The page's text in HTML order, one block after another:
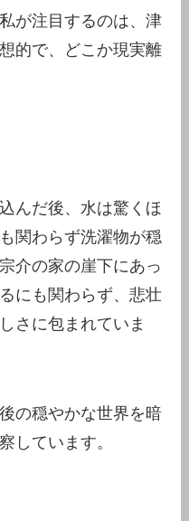
が注目するのは、津
的で、どこか現実離
んだ後、水は驚くほ
関わらず洗濯物が穏
介の家の崖下にあっ
にも関わらず、悲壮
さに包まれていま
の穏やかな世界を暗
しています。